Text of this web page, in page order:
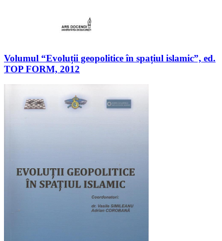
Volumul “Evoluții geopolitice în spațiul islamic”, ed.
TOP FORM, 2012